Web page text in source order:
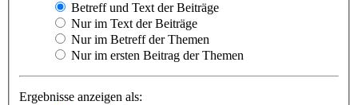
Betreff und Text der Beiträge
Nur im Text der Beiträge
Nur im Betreff der Themen
Nur im ersten Beitrag der Themen
Ergebnisse anzeigen als: